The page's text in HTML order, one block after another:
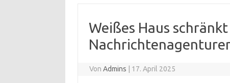
Weißes Haus
VonAdmins 17. April 2025